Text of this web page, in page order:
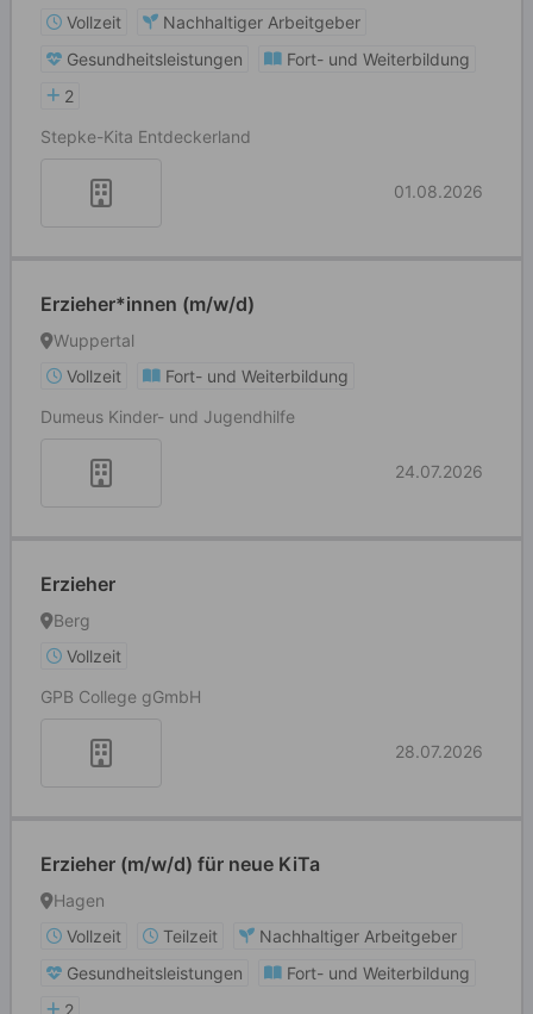
Vollzeit
Nachhaltiger Arbeitgeber
Gesundheitsleistungen
Fort- und Weiterbildung
2
Stepke-Kita Entdeckerland
01.08.2026
Erzieher*innen (m/w/d)
Wuppertal
Vollzeit
Fort- und Weiterbildung
Dumeus Kinder- und Jugendhilfe
24.07.2026
Erzieher
Berg
Vollzeit
GPB College gGmbH
28.07.2026
Erzieher (m/w/d) für neue KiTa
Hagen
Vollzeit
Teilzeit
Nachhaltiger Arbeitgeber
Gesundheitsleistungen
Fort- und Weiterbildung
2